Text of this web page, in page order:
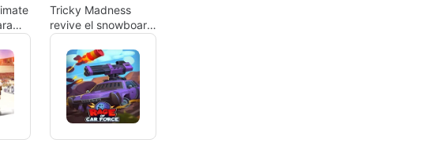
Tricky Madness
revive el snowboard
de arcade con
trucos de gran
altura